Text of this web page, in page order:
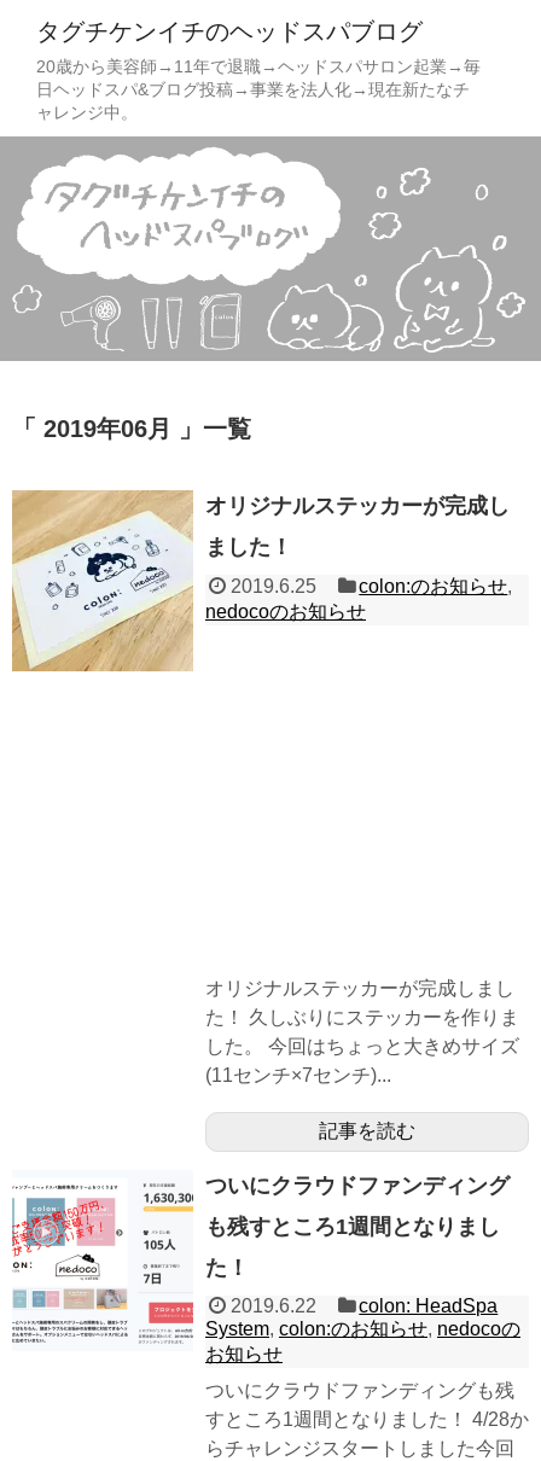
タグチケンイチのヘッドスパブログ
20歳から美容師→11年で退職→ヘッドスパサロン起業→毎
日ヘッドスパ&ブログ投稿→事業を法人化→現在新たなチ
ャレンジ中。
「 2019年06月 」一覧
オリジナルステッカーが完成し
ました！
2019.6.25 colon:のお知らせ,
nedocoのお知らせ
オリジナルステッカーが完成しまし
た！ 久しぶりにステッカーを作りま
した。 今回はちょっと大きめサイズ
(11センチ×7センチ)...
記事を読む
ついにクラウドファンディング
も残すところ1週間となりまし
た！
2019.6.22
colon: HeadSpa
System, colon:のお知らせ, nedocoの
お知らせ
ついにクラウドファンディングも残
すところ1週間となりました！ 4/28か
らチャレンジスタートしました今回